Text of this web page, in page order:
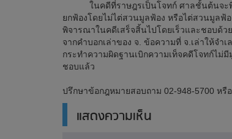
ในคดีที่ราษฎรเป็นโจทก์ ศาลชั้นต้นจะพิพ
ยกฟ้องโดยไม่ไต่สวนมูลฟ้อง หรือไต่สวนมูลฟ้
พิจารณาในคดีเสร็จสิ้นไปโดยเร็วและชอบด้ว
จากคำบอกเล่าของ จ. ข้อความที่ จ.เล่าให้จำ
กระทำความผิดฐานเบิกความเท็จคดีโจทก์ไ
ชอบแล้ว
ปรึกษาข้อกฎหมายสอบถาม 02-948-5700 หรื
แสดงความเห็น